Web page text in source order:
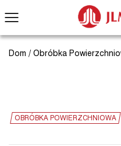
Dom / Obróbka
OBRÓBKA POWIERZCHNIOWA